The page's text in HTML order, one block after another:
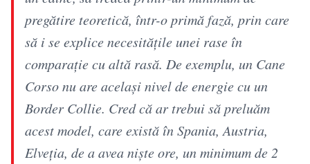
pregătire teoretică, într-o primă fază, prin care
să i se explice necesitățile unei rase în
comparație cu altă rasă. De exemplu, un Cane
Corso nu are același nivel de energie cu un
Border Collie. Cred că ar trebui să preluăm
acest model, care există în Spania, Austria,
Elveția, de a avea niște ore, un minimum de 2